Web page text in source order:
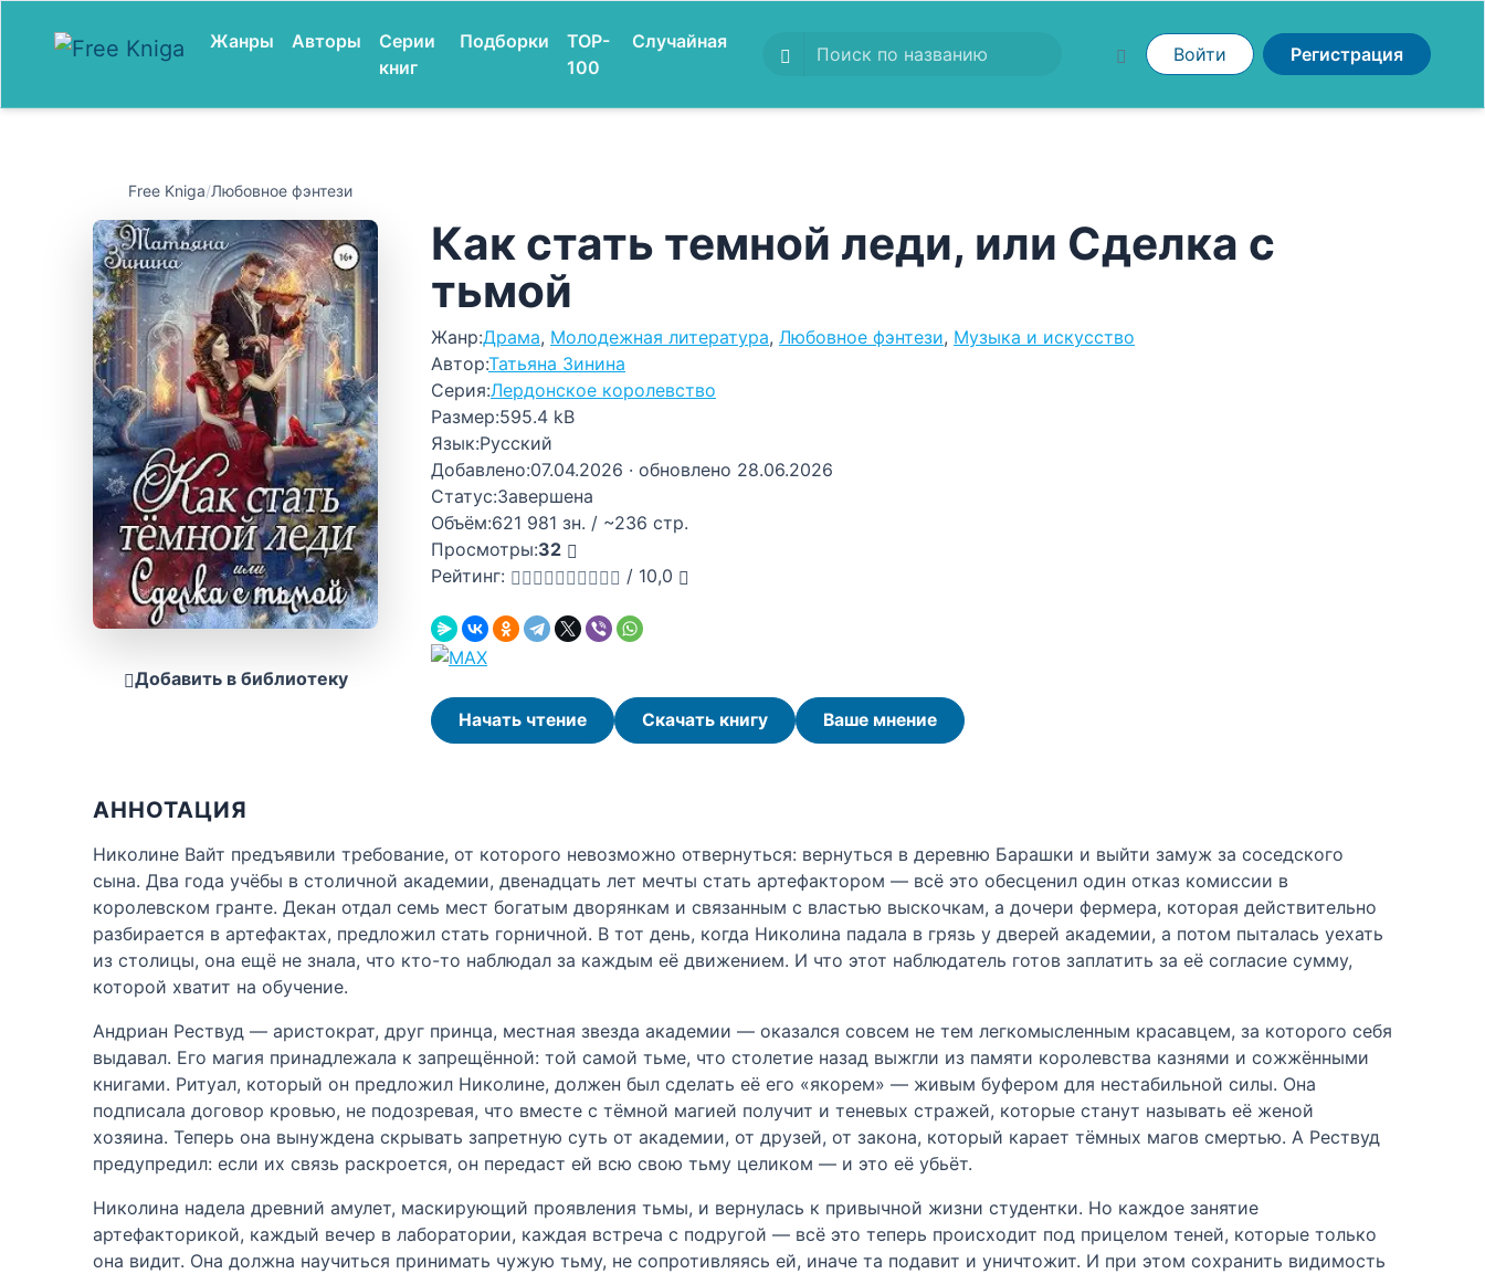
Жанры Авторы
Серии
книг
Подборки
TOP-
100
Случайная
Войти Регистрация
Free Kniga/Любовное фэнтези
Добавить в библиотеку
Как стать темной леди, или Сделка с
тьмой
Жанр:Драма, Молодежная литература, Любовное фэнтези, Музыка и искусство
Автор:Татьяна Зинина
Серия:Лердонское королевство
Размер:595.4 kB
Язык:Русский
Добавлено:07.04.2026 · обновлено 28.06.2026
Статус:Завершена
Объём:621 981 зн. / ~236 стр.
Просмотры:32
Рейтинг:
/ 10,0
Начать чтение Скачать книгу Ваше мнение
АННОТАЦИЯ
Николине Вайт предъявили требование, от которого невозможно отвернуться: вернуться в деревню Барашки и выйти замуж за соседского
сына. Два года учёбы в столичной академии, двенадцать лет мечты стать артефактором — всё это обесценил один отказ комиссии в
королевском гранте. Декан отдал семь мест богатым дворянкам и связанным с властью выскочкам, а дочери фермера, которая действительно
разбирается в артефактах, предложил стать горничной. В тот день, когда Николина падала в грязь у дверей академии, а потом пыталась уехать
из столицы, она ещё не знала, что кто-то наблюдал за каждым её движением. И что этот наблюдатель готов заплатить за её согласие сумму,
которой хватит на обучение.
Андриан Рествуд — аристократ, друг принца, местная звезда академии — оказался совсем не тем легкомысленным красавцем, за которого себя
выдавал. Его магия принадлежала к запрещённой: той самой тьме, что столетие назад выжгли из памяти королевства казнями и сожжёнными
книгами. Ритуал, который он предложил Николине, должен был сделать её его «якорем» — живым буфером для нестабильной силы. Она
подписала договор кровью, не подозревая, что вместе с тёмной магией получит и теневых стражей, которые станут называть её женой
хозяина. Теперь она вынуждена скрывать запретную суть от академии, от друзей, от закона, который карает тёмных магов смертью. А Рествуд
предупредил: если их связь раскроется, он передаст ей всю свою тьму целиком — и это её убьёт.
Николина надела древний амулет, маскирующий проявления тьмы, и вернулась к привычной жизни студентки. Но каждое занятие
артефакторикой, каждый вечер в лаборатории, каждая встреча с подругой — всё это теперь происходит под прицелом теней, которые только
она видит. Она должна научиться принимать чужую тьму, не сопротивляясь ей, иначе та подавит и уничтожит. И при этом сохранить видимость